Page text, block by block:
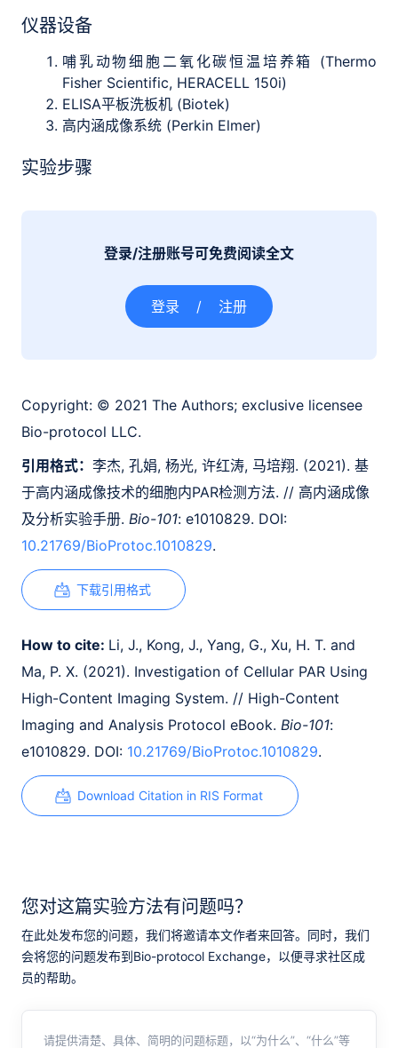
仪器设备
哺乳动物细胞二氧化碳恒温培养箱 (Thermo
Fisher Scientific, HERACELL 150i)
ELISA平板洗板机 (Biotek)
高内涵成像系统 (Perkin Elmer)
实验步骤
登录/注册账号可免费阅读全文
登录 / 注册
Copyright: © 2021 The Authors; exclusive licensee
Bio-protocol LLC.
引用格式： 李杰, 孔娟, 杨光, 许红涛, 马培翔. (2021). 基
于高内涵成像技术的细胞内PAR检测方法. // 高内涵成像
及分析实验手册. Bio-101: e1010829. DOI:
10.21769/BioProtoc.1010829.
下载引用格式
How to cite: Li, J., Kong, J., Yang, G., Xu, H. T. and
Ma, P. X. (2021). Investigation of Cellular PAR Using
High-Content Imaging System. // High-Content
Imaging and Analysis Protocol eBook. Bio-101:
e1010829. DOI: 10.21769/BioProtoc.1010829.
Download Citation in RIS Format
您对这篇实验方法有问题吗？
在此处发布您的问题，我们将邀请本文作者来回答。同时，我们
会将您的问题发布到Bio-protocol Exchange，以便寻求社区成
员的帮助。
请提供清楚、具体、简明的问题标题，以“为什么”、“什么”等